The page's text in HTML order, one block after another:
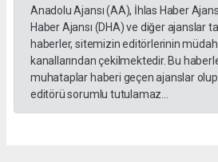
Anadolu Ajansı (AA), İhlas Haber
Haber Ajansı (DHA) ve diğer ajanslar
haberler, sitemizin editörlerinin
kanallarından çekilmektedir. Bu
muhataplar haberi geçen ajanslar
editörü sorumlu tutulamaz...